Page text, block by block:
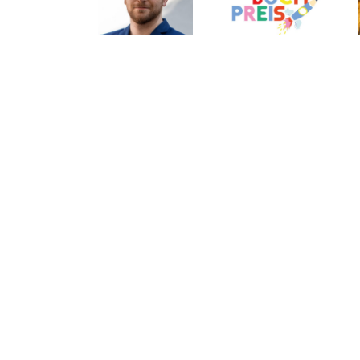
Deutschen
Kinderbuchpreises
2026
am Grazer
Hauptplatz auf